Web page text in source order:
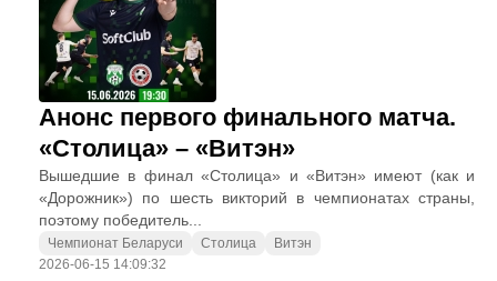
Анонс первого финального матча.
«Столица» – «Витэн»
Вышедшие в финал «Столица» и «Витэн» имеют (как и
«Дорожник») по шесть викторий в чемпионатах страны,
поэтому победитель...
Чемпионат Беларуси Столица
Витэн
2026-06-15 14:09:32